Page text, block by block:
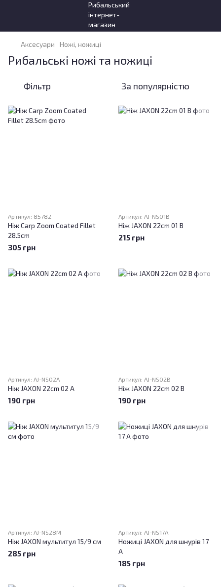
Аксесуари Ножі, ножиці
Рибальські ножі та ножиці
Фільтр За популярністю
Артикул: 85782
Ніж Carp Zoom Coated Fillet
28.5cm
305 грн
Артикул: AJ-NS01B
Ніж JAXON 22cm 01 B
215 грн
Артикул: AJ-NS02A
Ніж JAXON 22cm 02 A
190 грн
Артикул: AJ-NS02B
Ніж JAXON 22cm 02 B
190 грн
Артикул: AJ-NS28M
Ніж JAXON мультитул 15/9 см
285 грн
Артикул: AJ-NS17A
Ножиці JAXON для шнурів 17
A
185 грн